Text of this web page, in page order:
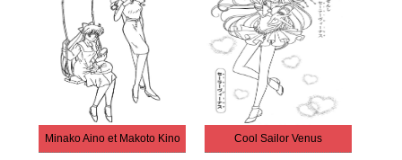
Minako Aino et Makoto Kino Cool Sailor Venus